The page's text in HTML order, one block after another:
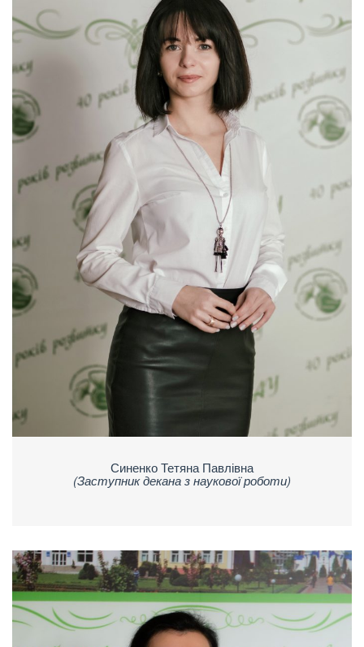
Синенко Тетяна Павлівна
(Заступник декана з наукової роботи)